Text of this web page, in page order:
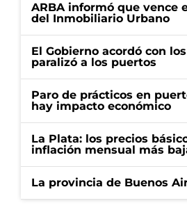
ARBA informó que vence
del Inmobiliario Urbano
El Gobierno acordó con
paralizó a los puertos
Paro de prácticos en
hay impacto económico
La Plata: los precios
inflación mensual más
La provincia de Buenos